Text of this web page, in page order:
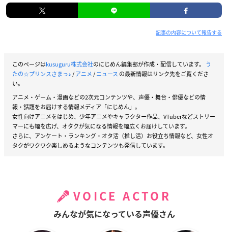
記事の内容について報告する
このページはkusuguru株式会社のにじめん編集部が作成・配信しています。
う
たの☆プリンスさまっ♪/アニメ/ニュース の最新情報はリンク先をご覧くださ
い。
アニメ・ゲーム・漫画などの2次元コンテンツや、声優・舞台・俳優などの情
報・話題をお届けする情報メディア「にじめん」。
女性向けアニメをはじめ、少年アニメやキャラクター作品、VTuberなどストリー
マーにも幅を広げ、オタクが気になる情報を幅広くお届けしています。
さらに、アンケート・ランキング・オタ活（推し活）お役立ち情報など、女性オ
タクがワクワク楽しめるようなコンテンツも発信しています。
VOICE ACTOR
みんなが気になっている声優さん